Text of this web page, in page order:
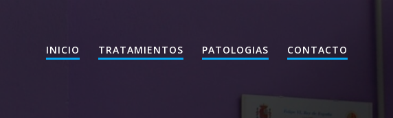
INICIO TRATAMIENTOS PATOLOGIAS CONTACTO